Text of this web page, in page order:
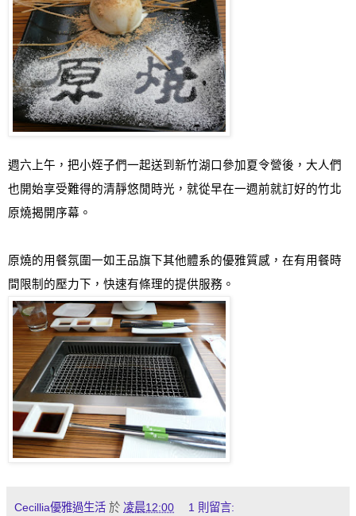
週六上午 ，把小姪子們一起送到新竹湖口參加夏令營後，大人們
也開始享受難得的清靜悠閒時光，就從早在一週前就訂好的竹北
原燒揭開序幕。
原燒的用餐氛圍一如王品旗下其他體系的優雅質感，在有用餐時
間限制的壓力下，快速有條理的提供服務。
Cecillia優雅過生活 於 凌晨12:00 1 則留言: